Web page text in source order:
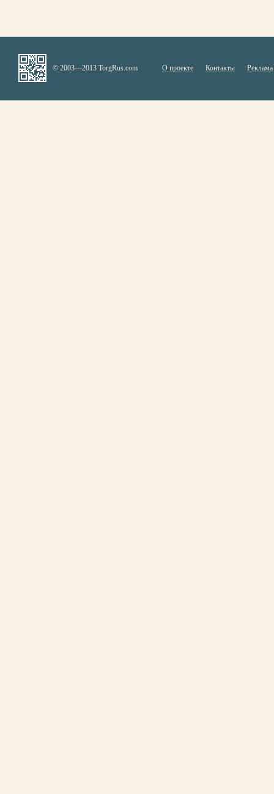
© 2003—2013 TorgRus.com О проекте Контакты Реклама